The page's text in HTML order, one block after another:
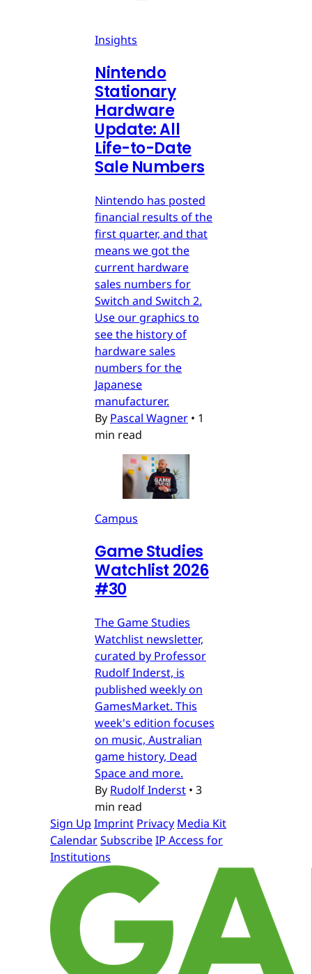
Insights
Nintendo
Stationary
Hardware
Update: All
Life-to-Date
Sale Numbers
Nintendo has posted
financial results of the
first quarter, and that
means we got the
current hardware
sales numbers for
Switch and Switch 2.
Use our graphics to
see the history of
hardware sales
numbers for the
Japanese
manufacturer.
By Pascal Wagner • 1
min read
Campus
Game Studies
Watchlist 2026
#30
The Game Studies
Watchlist newsletter,
curated by Professor
Rudolf Inderst, is
published weekly on
GamesMarket. This
week's edition focuses
on music, Australian
game history, Dead
Space and more.
By Rudolf Inderst • 3
min read
Sign Up Imprint Privacy Media Kit
CalendarSubscribeIP Access for
Institutions